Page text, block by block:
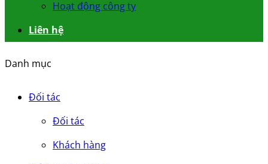
Hoạt động công ty
Liên hệ
Danh mục
Đối tác
Đối tác
Khách hàng